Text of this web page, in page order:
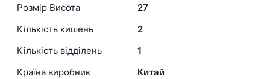
Розмір Висота
27
Кількість кишень
2
Кількість відділень
1
Країна виробник
Китай